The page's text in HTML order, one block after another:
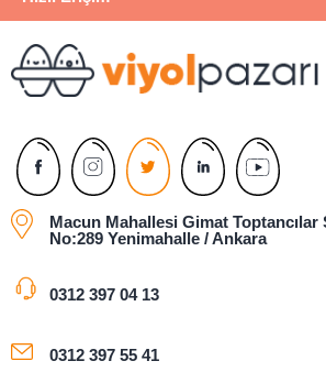
Macun Mahallesi Gimat Toptancılar
No:289 Yenimahalle / Ankara
0312 397 04 13
0312 397 55 41